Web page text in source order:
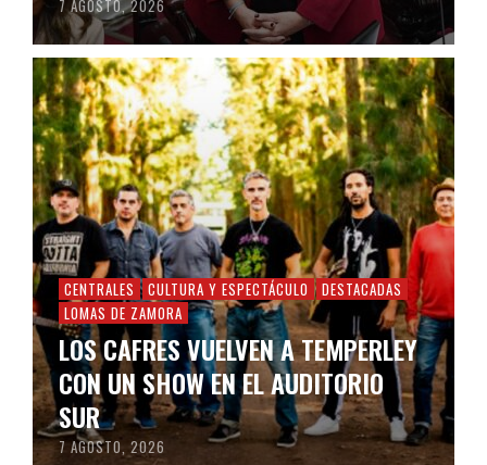
7 AGOSTO, 2026
CENTRALES CULTURA Y ESPECTÁCULO
DESTACADAS
LOMAS DE ZAMORA
LOS CAFRES VUELVEN A TEMPERLEY
CON UN SHOW EN EL AUDITORIO
SUR
7 AGOSTO, 2026